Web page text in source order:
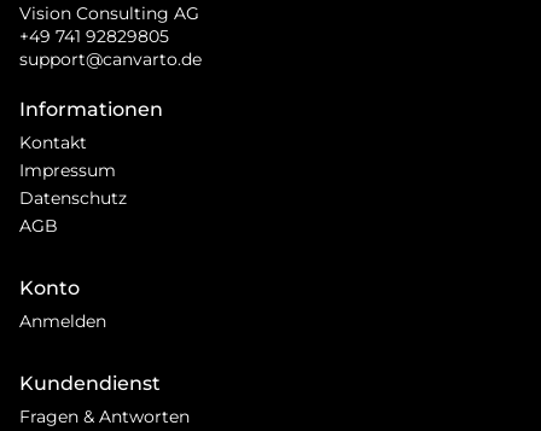
Vision Consulting AG
+49 741 92829805
support@canvarto.de
Informationen
Kontakt
Impressum
Datenschutz
AGB
Konto
Anmelden
Kundendienst
Fragen & Antworten